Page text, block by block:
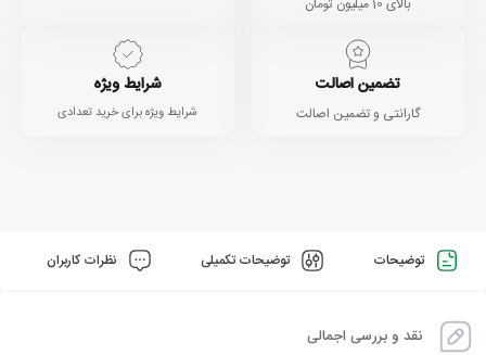
بالای 10 میلیون تومان
تضمین اصالت
گارانتی و تضمین اصالت
شرایط ویژه
شرایط ویژه برای خرید تعدادی
توضیحات توضیحات تکمیلی نظرات کاربران
نقد و بررسی اجمالی